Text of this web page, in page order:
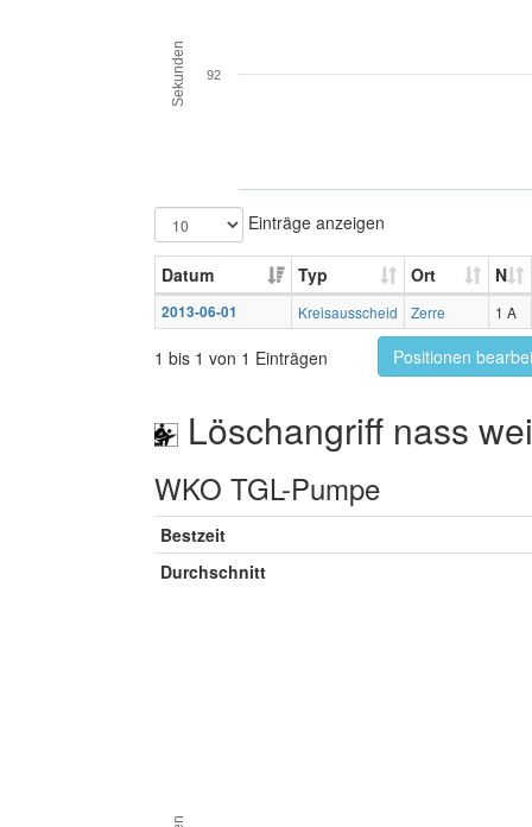
Sekunden 92
Einträge anzeigen
Datum Typ Ort N
2013-06-01 Kreisausscheid Zerre 1 A
1 bis 1 von 1 Einträgen Positionen
Löschangriff nass
WKO TGL-Pumpe
Bestzeit
Durchschnitt